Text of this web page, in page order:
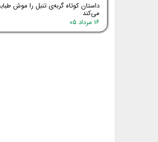
داستان کوتاه گربه‌ی تنبل را موش
می‌کند
۱۶ مرداد ۰۵